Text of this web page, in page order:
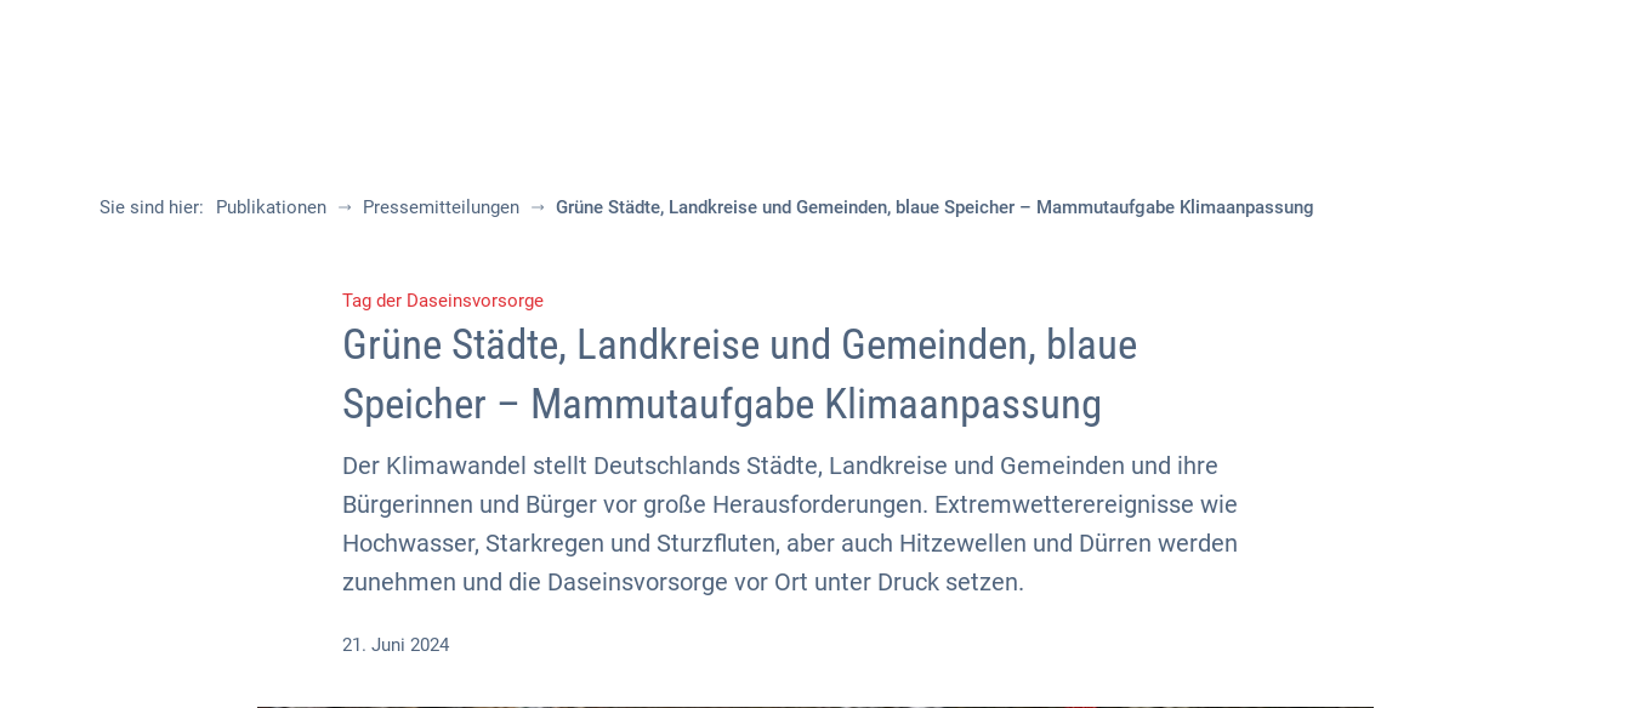
Sie sind hier: Publikationen Pressemitteilungen Grüne Städte, Landkreise und Gemeinden, blaue Speicher – Mammutaufgabe Klimaanpassung
Tag der Daseinsvorsorge
Grüne Städte, Landkreise und Gemeinden, blaue
Speicher – Mammutaufgabe Klimaanpassung
Der Klimawandel stellt Deutschlands Städte, Landkreise und Gemeinden und ihre
Bürgerinnen und Bürger vor große Herausforderungen. Extremwetterereignisse wie
Hochwasser, Starkregen und Sturzfluten, aber auch Hitzewellen und Dürren werden
zunehmen und die Daseinsvorsorge vor Ort unter Druck setzen.
21. Juni 2024